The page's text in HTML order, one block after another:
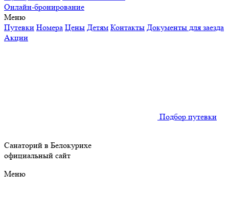
Онлайн-бронирование
Меню
Путевки Номера Цены Детям Контакты Документы для заезда
Акции
Подбор путевки
Санаторий в Белокурихе
официальный сайт
Меню